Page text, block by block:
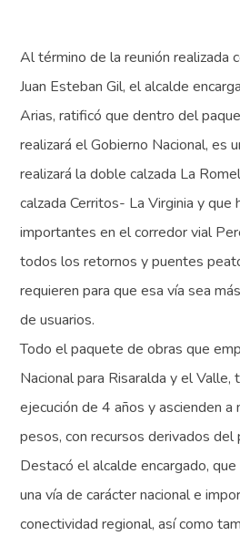
Al término de la reunión realizada
Juan Esteban Gil, el alcalde
Arias, ratificó que dentro del
realizará el Gobierno Nacional, es
realizará la doble calzada La
calzada Cerritos- La Virginia y que
importantes en el corredor vial
todos los retornos y puentes
requieren para que esa vía sea
de usuarios.
Todo el paquete de obras que
Nacional para Risaralda y el Valle,
ejecución de 4 años y ascienden
pesos, con recursos derivados del
Destacó el alcalde encargado,
una vía de carácter nacional e
conectividad regional, así como